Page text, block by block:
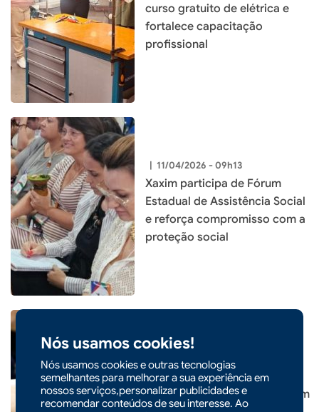
Nós usamos cookies!
Nós usamos cookies e outras tecnologias
semelhantes para melhorar a sua experiência em
nossos serviços,personalizar publicidades e
recomendar conteúdos de seu interesse. Ao
curso gratuito de elétrica e
fortalece capacitação
profissional
| 11/04/2026 - 09h13
Xaxim participa de Fórum
Estadual de Assistência Social
e reforça compromisso com a
proteção social
| 03/08/2026 - 09h52
Encceja 2026: alunos já podem